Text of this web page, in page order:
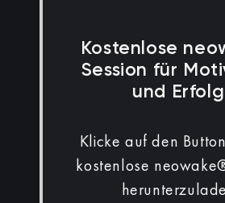
Kostenlose
Session für
und
Klicke auf den
kostenlose